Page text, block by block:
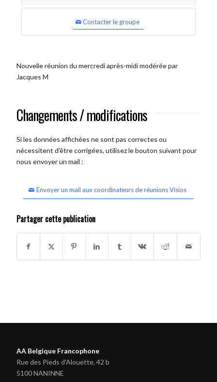
Contacter le groupe
Nouvelle réunion du mercredi après-midi modérée par
Jacques M
Changements / modifications
Si les données affichées ne sont pas correctes ou
nécessitent d'être corrigées, utilisez le bouton suivant pour
nous envoyer un mail :
Envoyer un mail aux coordinateurs de réunions Visios
Partager cette publication
AA Belgique Francophone
Rue des Pieds d'Alouette, 42 b
5100 NANINNE